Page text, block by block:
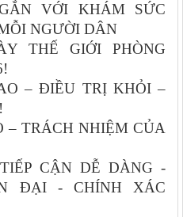
VỚI KHÁM SỨC
NGƯỜI DÂN
THẾ GIỚI PHÒNG
– ĐIỀU TRỊ KHỎI –
– TRÁCH NHIỆM CỦA
CẬN DỄ DÀNG -
ĐẠI - CHÍNH XÁC